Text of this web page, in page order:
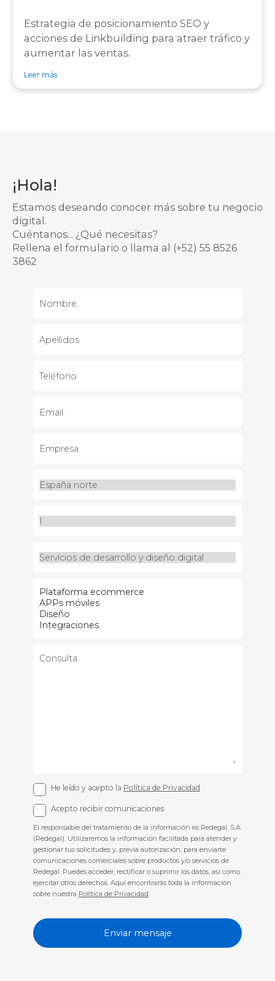
Estrategia de posicionamiento SEO y
acciones de Linkbuilding para atraer tráfico y
aumentar las ventas.
Leer mássobre caso de éxito Caso de éxito Under Armour
¡Hola!
Estamos deseando conocer más sobre tu negocio
digital.
Cuéntanos... ¿Qué necesitas?
Rellena el formulario o llama al (+52) 55 8526
3862
He leído y acepto la Política de Privacidad
Acepto recibir comunicaciones
El responsable del tratamiento de la información es Redegal, S.A
(Redegal). Utilizaremos la información facilitada para atender y
gestionar tus solicitudes y, previa autorización, para enviarte
comunicaciones comerciales sobre productos y/o servicios de
Redegal. Puedes acceder, rectificar o suprimir los datos, así como
ejercitar otros derechos. Aquí encontrarás toda la información
sobre nuestra Política de Privacidad